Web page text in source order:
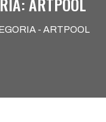
- ARTPOOL